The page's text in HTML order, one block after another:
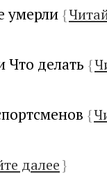
умерли {
Что делать {
{
далее}